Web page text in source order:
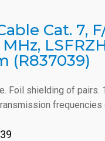
Cat. 7,
(R837039)
Foil shielding of pairs.